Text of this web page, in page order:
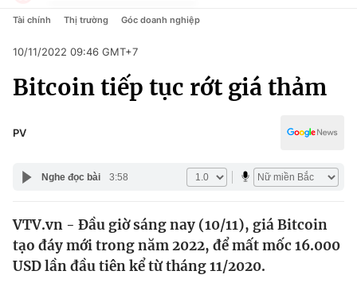
Chuyên mục
Y tế
Chính trị
Pháp luật
Kinh tế
Thể thao
Đời sống
Giáo dục
Tài chính Thị trường Góc doanh nghiệp
10/11/2022 09:46 GMT+7
Bitcoin tiếp tục rớt giá thảm
PV
Nghe đọc bài 3:58
VTV.vn - Đầu giờ sáng nay (10/11), giá Bitcoin
tạo đáy mới trong năm 2022, để mất mốc 16.000
USD lần đầu tiên kể từ tháng 11/2020.